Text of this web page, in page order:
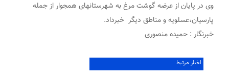
وی در پایان از عرضه گوشت مرغ به شهرستانهای همجوار از جمله
پارسیان،عسلویه و مناطق دیگر خبرداد.
خبرنگار : حمیده منصوری
اخبار مرتبط